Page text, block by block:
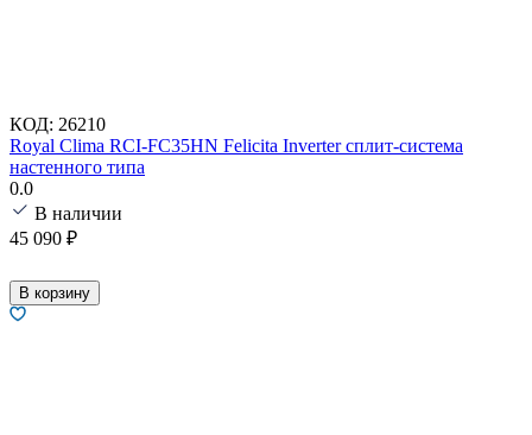
КОД: 26210
Royal Clima RCI-FC35HN Felicita Inverter сплит-система
настенного типа
0.0
В наличии
45 090 ₽
В корзину